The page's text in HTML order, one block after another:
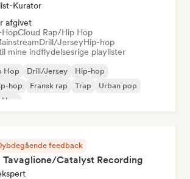
Kurator
afgivet
Cloud Rap/Hip Hop
Drill/JerseyHip-hop
mine indflydelsesrige playlister
Hop Drill/Jersey
Hip-hop
hop
Fransk rap Trap
Urban pop
feedback
Tavaglione/Catalyst Recording